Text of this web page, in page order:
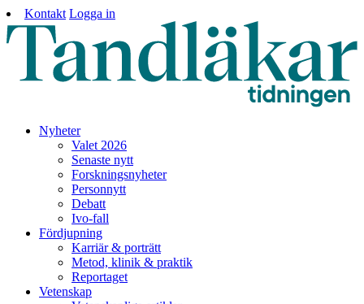
Kontakt Logga in
Nyheter
Valet 2026
Senaste nytt
Forskningsnyheter
Personnytt
Debatt
Ivo-fall
Fördjupning
Karriär & porträtt
Metod, klinik & praktik
Reportaget
Vetenskap